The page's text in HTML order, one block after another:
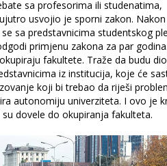
sa profesorima ili studenatima,
usvojio je sporni zakon.
sa predstavnicima studentskog
primjenu zakona za par
fakultete. Traže da budu
iz institucija, koje će
koji bi trebao da riješi
autonomiju univerziteta. I ovo je
dovele do okupiranja fakulteta.